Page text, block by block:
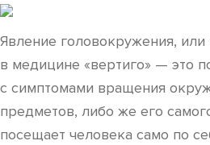
Явление головокружения, или
в медицине «вертиго» — это
с симптомами вращения
предметов, либо же его
посещает человека само по